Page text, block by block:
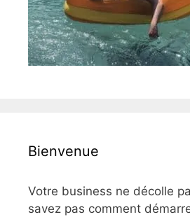
Bienvenue
Votre business ne décolle
savez pas comment